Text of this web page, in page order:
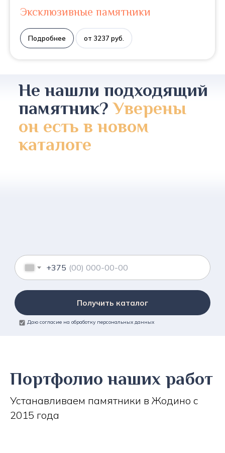
Эксклюзивные памятники
Подробнее от 3237 руб.
Не нашли подходящий
памятник?Уверены
он есть в новом
каталоге
+375
Получить каталог
Даю согласие на обработку персональных данных
Портфолио наших работ
Устанавливаем памятники в Жодино с
2015 года